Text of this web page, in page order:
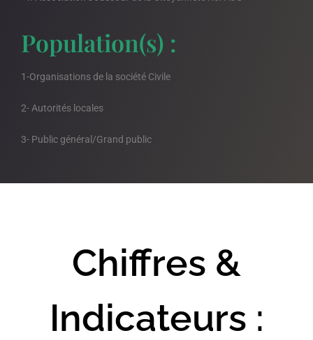
Population(s) :
1-Organisations de la société Civile
2- Autorités locales
3- Public général/Grand public
Chiffres &
Indicateurs :